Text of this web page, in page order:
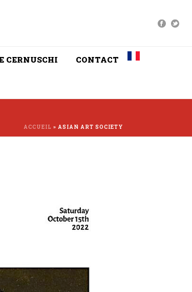
CERNUSCHI CONTACT
ACCUEIL » ASIAN ART SOCIETY